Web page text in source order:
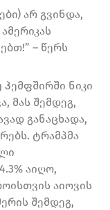
არ გვინდა,
– წერს
ჰემფშირში ნიკი
მას შემდეგ,
განაცხადა,
ტრამპმა
აიღო,
აიოვის
შემდეგ,